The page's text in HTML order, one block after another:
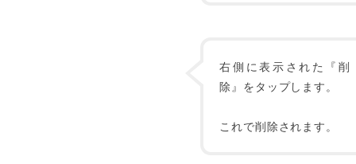
右側に表示された『削
除』をタップします。
これで削除されます。